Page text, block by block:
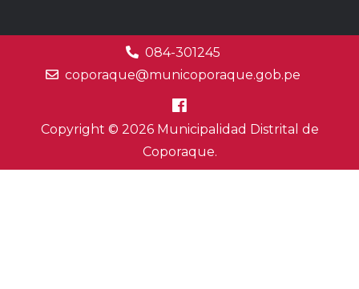
084-301245
coporaque@municoporaque.gob.pe
Copyright © 2026 Municipalidad Distrital de
Coporaque.